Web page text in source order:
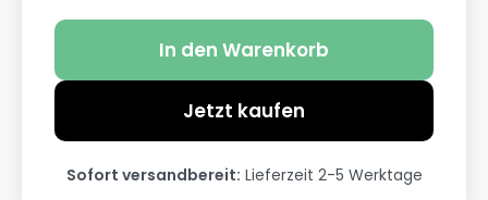
In den Warenkorb
Jetzt kaufen
Sofort versandbereit: Lieferzeit 2-5 Werktage